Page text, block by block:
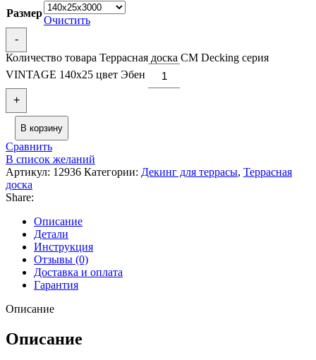
Размер
Очистить
-
Количество товара Террасная доска CM Decking серия
VINTAGE 140х25 цвет Эбен
+
В корзину
Сравнить
В список желаний
Артикул: 12936 Категории: Декинг для террасы, Террасная
доска
Share:
Описание
Детали
Инструкция
Отзывы (0)
Доставка и оплата
Гарантия
Описание
Описание